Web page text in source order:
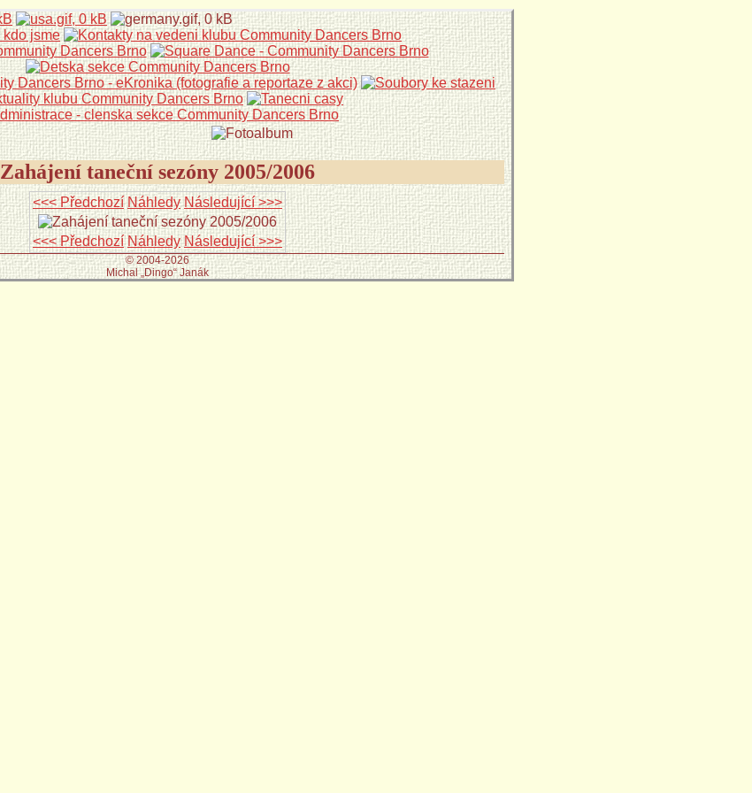
Zahájení taneční sezóny 2005/2006
<<< Předchozí Náhledy Následující >>>
<<< Předchozí Náhledy Následující >>>
© 2004-2026
Michal „Dingo“ Janák